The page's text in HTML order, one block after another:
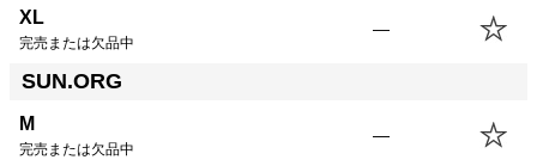
XS
S
57.5cm46.0cm
XL
USM 66.5cm58.0cm
XL
完売または欠品中
—
SUN.ORG
M
完売または欠品中
—